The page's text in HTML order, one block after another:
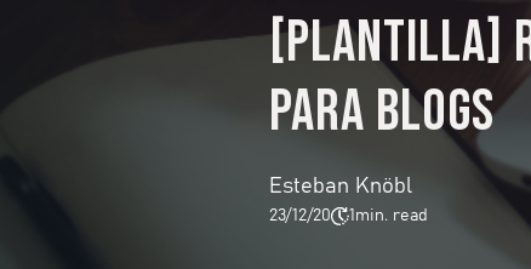
[Plantilla]
para blogs
Esteban Knöbl
23/12/20 1 min. read